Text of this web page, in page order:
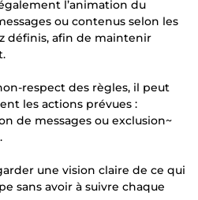
l’animation du
ou contenus selon les
définis, afin de maintenir
respect des règles, il peut
les actions prévues :
de messages ou exclusion~
une vision claire de ce qui
sans avoir à suivre chaque